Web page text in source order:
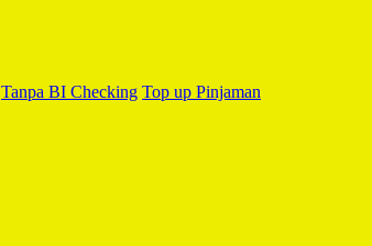
Tanpa BI Checking Top up Pinjaman